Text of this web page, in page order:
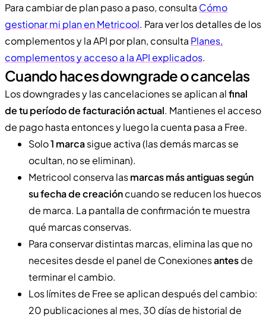
Para cambiar de plan paso a paso, consulta Cómo
gestionar mi plan en Metricool. Para ver los detalles de los
complementos y la API por plan, consulta Planes,
complementos y acceso a la API explicados.
Cuando haces downgrade o cancelas
Los downgrades y las cancelaciones se aplican alfinal
de tu período de facturación actual. Mantienes el acceso
de pago hasta entonces y luego la cuenta pasa a Free.
Solo1 marcasigue activa (las demás marcas se
ocultan, no se eliminan).
Metricool conserva lasmarcas más antiguas según
su fecha de creacióncuando se reducen los huecos
de marca. La pantalla de confirmación te muestra
qué marcas conservas.
Para conservar distintas marcas, elimina las que no
necesites desde el panel de Conexionesantesde
terminar el cambio.
Los límites de Free se aplican después del cambio:
20 publicaciones al mes, 30 días de historial de